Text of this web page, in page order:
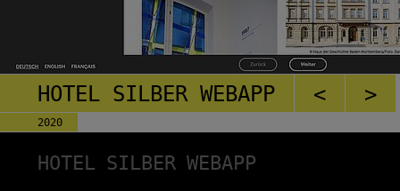
HOTEL SILBER WEBAPP < >
2020
HOTEL SILBER WEBAPP